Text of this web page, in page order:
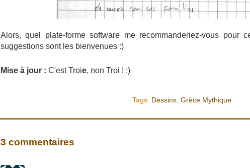
Alors, quel plate-forme software me recommanderiez-vous pour
suggestions sont les bienvenues :)
Mise à jour : C'est Troie, non Troi ! :)
Tags: Dessins, Grèce Mythique
3 commentaires